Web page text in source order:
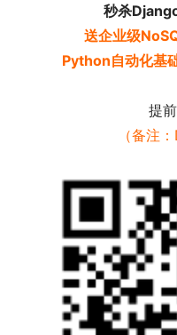
秒杀
送企业级
Python自动化基
提
（备注